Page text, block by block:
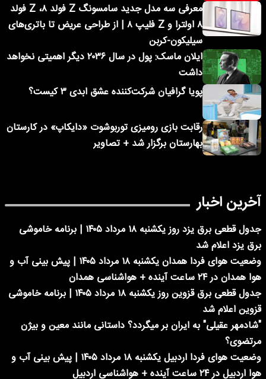
معرفی سه مدل جدید سامسونگ Z فولد ۸، Z فولد
۸ اولترا و Z فلیپ ۸ | از طراحی عریض تا باتری‌های
سیلیکون-کربن
ایلان ماسک: پول در سال ۲۰۳۶ دیگر اهمیتی نخواهد
داشت
پویا گرافیان شرکت‌کننده عشق ابدی ۳ کیست؟
رقابت بازی رومیزی توربوشوت «دایکاپ» در کارستان
بهارستان برگزار شد + تصاویر
آخرین اخبار
جدول قطعی برق یزد روز یکشنبه ۱۸ مرداد ۱۴۰۵ | برنامه خاموشی
برق یزد اعلام شد
وضعیت هوای فردا همدان یکشنبه ۱۸ مرداد ۱۴۰۵ | پیش بینی آب و
هوا همدان در ۲۴ ساعت آینده + هواشناسی همدان
جدول قطعی برق قزوین روز یکشنبه ۱۸ مرداد ۱۴۰۵ | برنامه خاموشی
قزوین اعلام شد
"شادمهر عقیلی" به ایران بر میگردد؟ داستانی مانند معین و بیژن
مرتضوی؟
وضعیت هوای فردا اردبیل یکشنبه ۱۸ مرداد ۱۴۰۵ | پیش بینی آب و
هوا اردبیل در ۲۴ ساعت آینده + هواشناسی اردبیل